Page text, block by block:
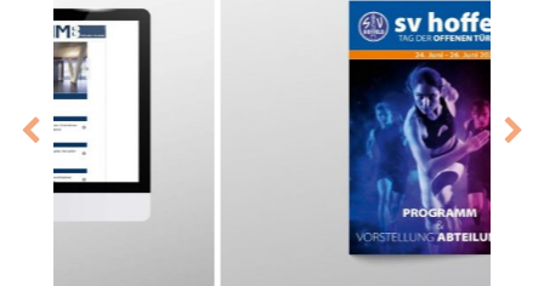
previous